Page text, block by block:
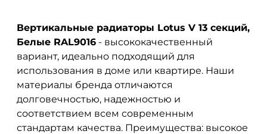
Вертикальные радиаторы Lotus V 13 секций,
Белые RAL9016 - высококачественный
вариант, идеально подходящий для
использования в доме или квартире. Наши
материалы бренда отличаются
долговечностью, надежностью и
соответствием всем современным
стандартам качества. Преимущества: высокое